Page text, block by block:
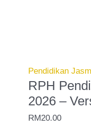
Pendidikan
RPH
2026 –
RM20.00
Tahun
5
2026
Version